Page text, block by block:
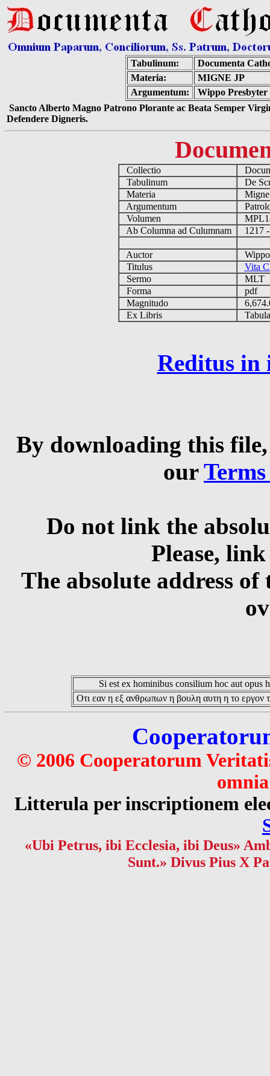
Tabulinum:
Documenta
Materia:
MIGNE JP
Argumentum:
Wippo
Sancto Alberto Magno Patrono Plorante ac Beata Semper
Defendere Digneris.
Collectio
Tabulinum
De
Materia
Argumentum
Volumen
Ab Columna ad Culumnam
1217
Auctor
Titulus
Vita
Sermo
MLT
Forma
pdf
Magnitudo
Ex Libris
Reditus in
By downloading this
our
Do not link the
Please,
The absolute address
Si est ex hominibus consilium hoc aut opus
Οτι εαν η εξ ανθρωπων η βουλη αυτη η το εργον
© 2006 Cooperatorum
Litterula per inscriptionem
«Ubi Petrus, ibi Ecclesia, ibi Deus»
Sunt.» Divus Pius X